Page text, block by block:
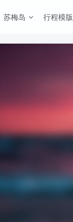
苏梅岛 行程模版